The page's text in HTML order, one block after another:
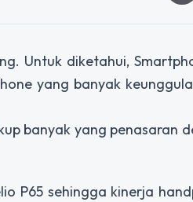
Untuk diketahui,
yang banyak
banyak yang penasaran
P65 sehingga kinerja